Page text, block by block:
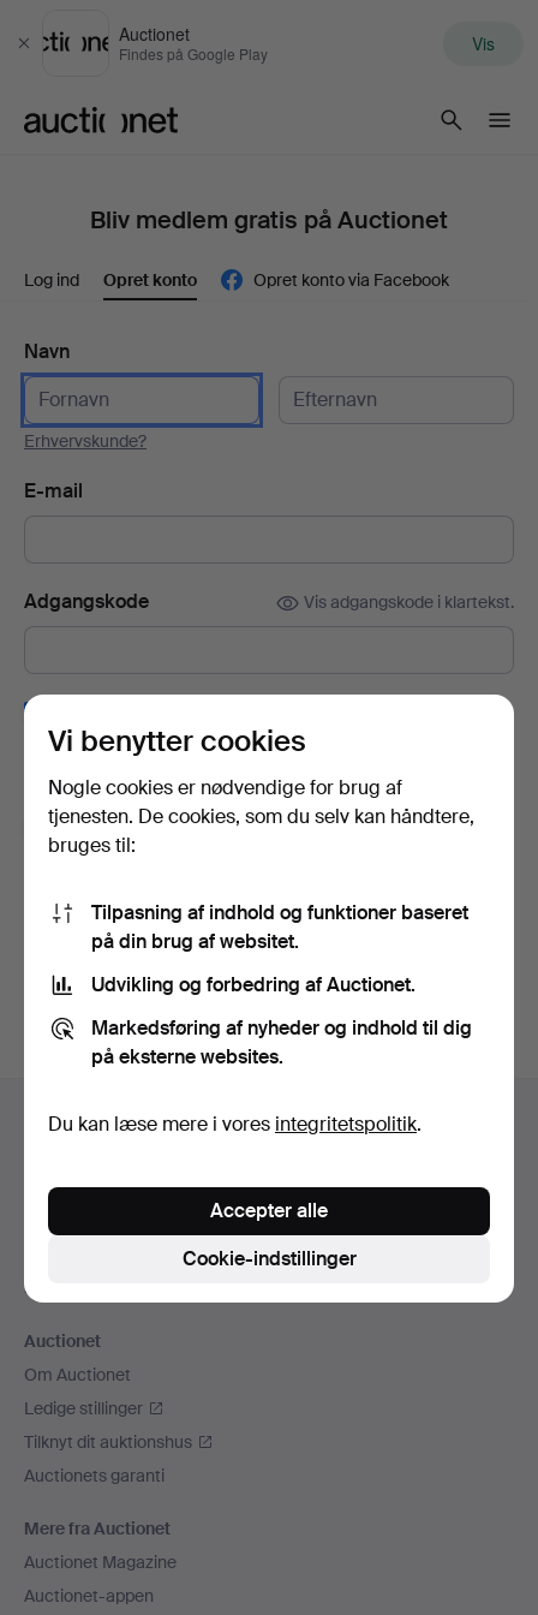
Luk
Auctionet
Findes på Google Play Vis
Bliv medlem gratis på Auctionet
Log ind Opret konto Opret konto via Facebook
Navn
Erhvervskunde?
E-mail
Adgangskode Vis adgangskode i klartekst.
Her kan du blandt andet se eksperttips, udvalgte genstande og
inspiration. Hvis du fortryder, kan du nemt framelde det igen.
Jeg er over 18 år og godkenderbrugervilkårene
købsbetingelser
Hjælp og kontaktoplysninger
Alle auktionshuse
Sociale medier
Auctionet
Om Auctionet
Ledige stillinger
Tilknyt dit auktionshus
Auctionets garanti
Mere fra Auctionet
Auctionet Magazine
Auctionet-appen
Vi benytter cookies
Nogle cookies er nødvendige for brug af
tjenesten. De cookies, som du selv kan håndtere,
bruges til:
Tilpasning af indhold og funktioner baseret
på din brug af websitet.
Udvikling og forbedring af Auctionet.
Markedsføring af nyheder og indhold til dig
på eksterne websites.
Du kan læse mere i vores integritetspolitik.
Cookie-indstillinger
Accepter alle